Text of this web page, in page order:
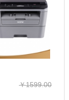
￥1599.00